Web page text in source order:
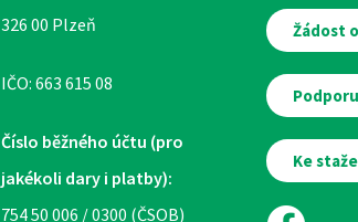
326 00 Plzeň
IČO: 663 615 08
Číslo běžného účtu (pro
jakékoli dary i platby):
754 50 006 / 0300 (ČSOB)
Žádost
Ke